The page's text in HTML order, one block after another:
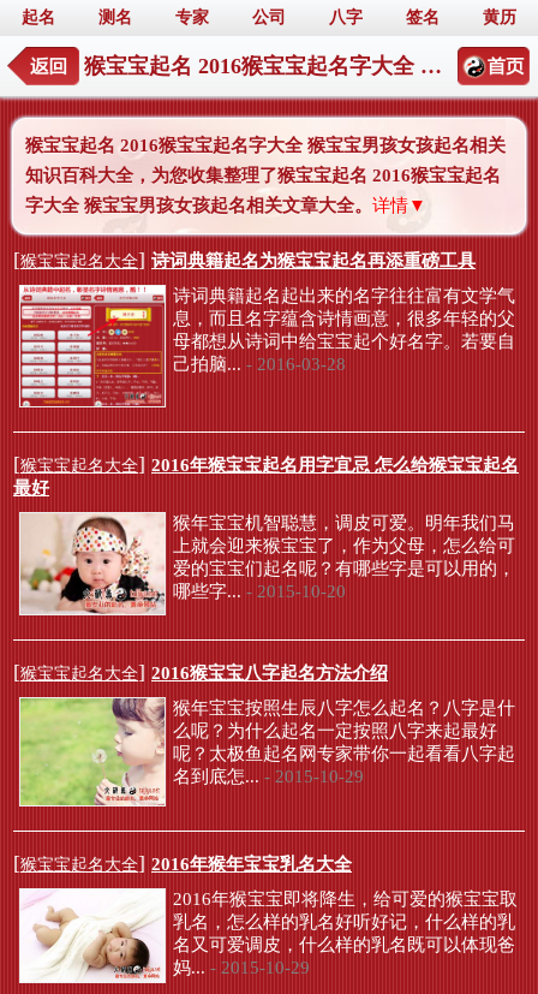
起名 测名 专家 公司 八字 签名 黄历
猴宝宝起名 2016猴宝宝起名字大全 猴宝宝男孩女孩起名
猴宝宝起名 2016猴宝宝起名字大全 猴宝宝男孩女孩起名相关
知识百科大全，为您收集整理了猴宝宝起名 2016猴宝宝起名
字大全 猴宝宝男孩女孩起名相关文章大全。 详情▼
[猴宝宝起名大全] 诗词典籍起名为猴宝宝起名再添重磅工具
诗词典籍起名起出来的名字往往富有文学气
息，而且名字蕴含诗情画意，很多年轻的父
母都想从诗词中给宝宝起个好名字。若要自
己拍脑... - 2016-03-28
[猴宝宝起名大全] 2016年猴宝宝起名用字宜忌 怎么给猴宝宝起名
最好
猴年宝宝机智聪慧，调皮可爱。明年我们马
上就会迎来猴宝宝了，作为父母，怎么给可
爱的宝宝们起名呢？有哪些字是可以用的，
哪些字... - 2015-10-20
[猴宝宝起名大全] 2016猴宝宝八字起名方法介绍
猴年宝宝按照生辰八字怎么起名？八字是什
么呢？为什么起名一定按照八字来起最好
呢？太极鱼起名网专家带你一起看看八字起
名到底怎... - 2015-10-29
[猴宝宝起名大全] 2016年猴年宝宝乳名大全
2016年猴宝宝即将降生，给可爱的猴宝宝取
乳名，怎么样的乳名好听好记，什么样的乳
名又可爱调皮，什么样的乳名既可以体现爸
妈... - 2015-10-29